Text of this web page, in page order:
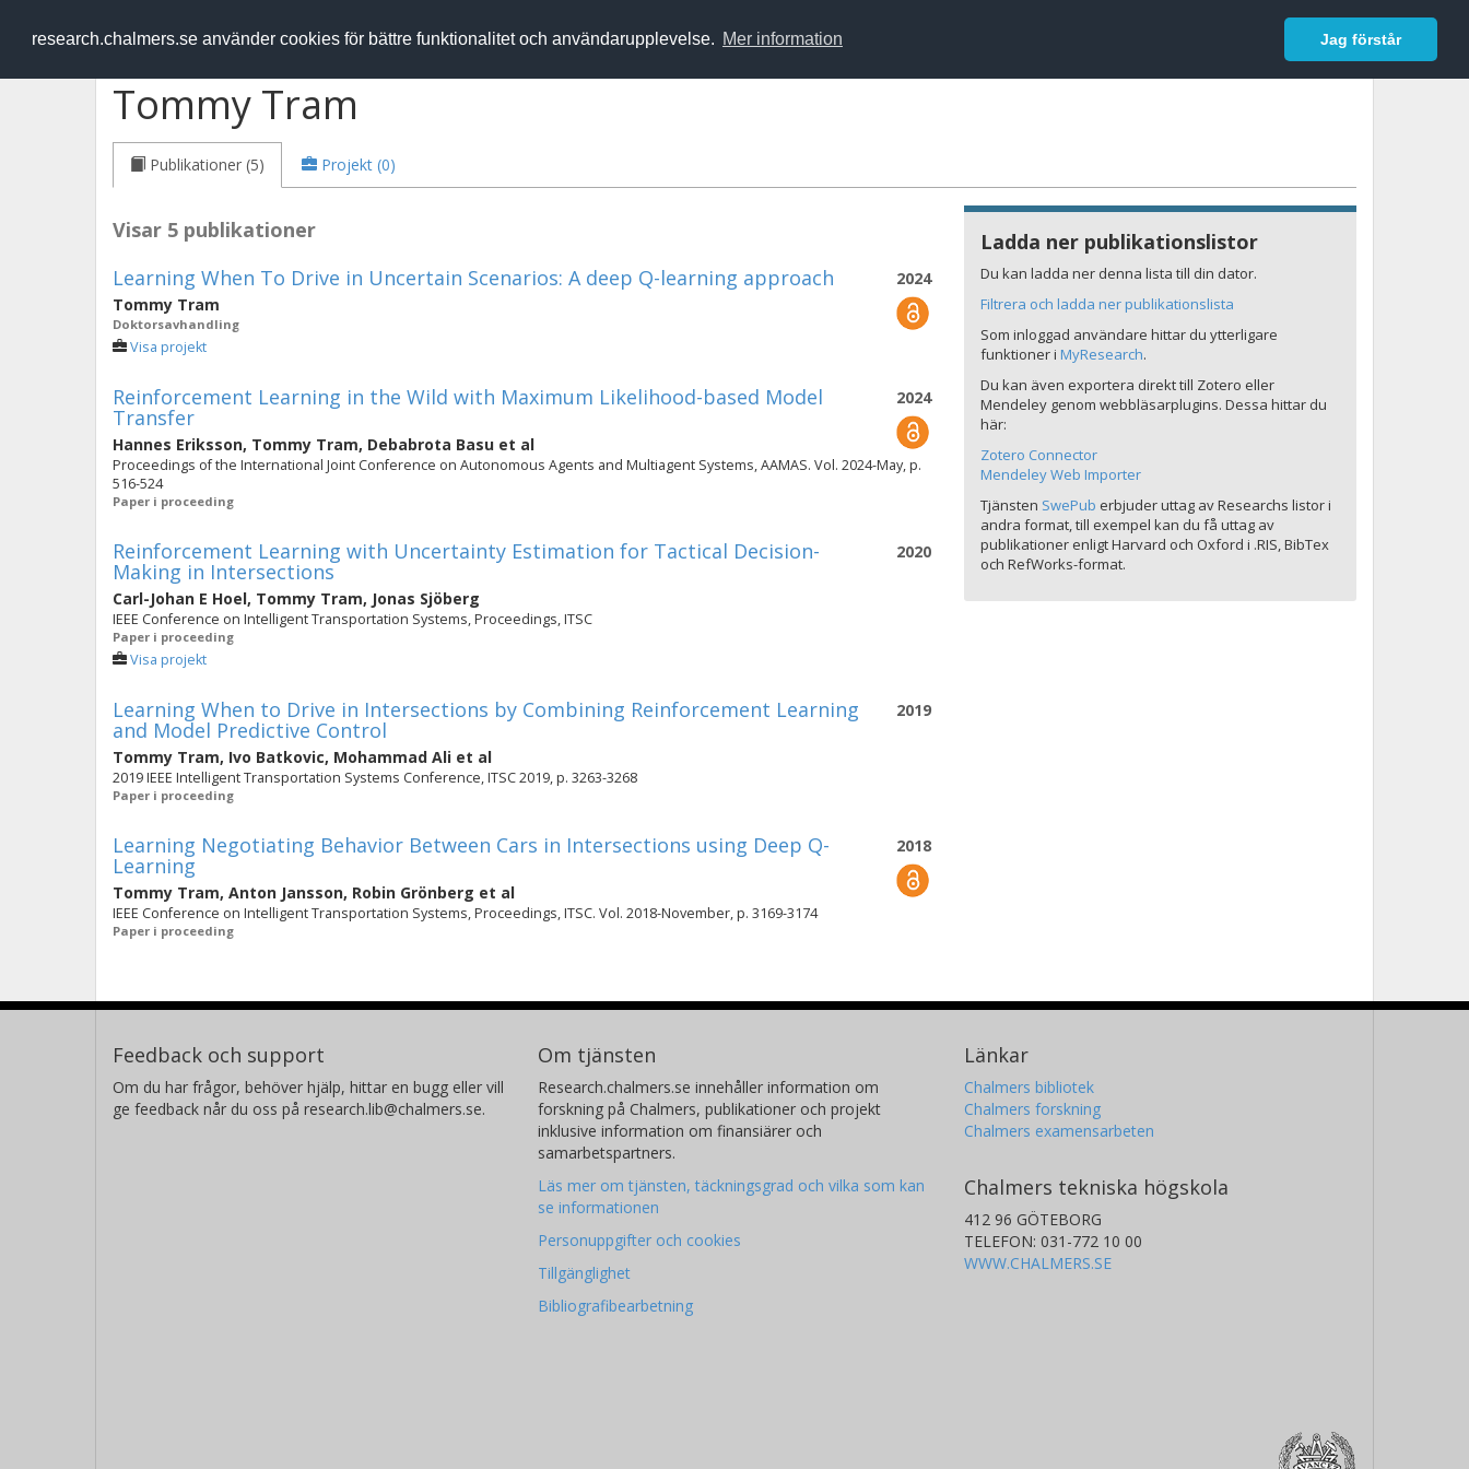
research.chalmers.se använder cookies för bättre funktionalitet och användarupplevelse. Mer information Jag förstår
RESEARCH.chalmers.se Logga in
Tommy Tram
Publikationer (5) Projekt (0)
Visar 5 publikationer
2024
Learning When To Drive in Uncertain Scenarios: A deep Q-learning approach
Tommy Tram
Doktorsavhandling
Visa projekt
2024
Reinforcement Learning in the Wild with Maximum Likelihood-based Model
Transfer
Hannes Eriksson, Tommy Tram, Debabrota Basu et al
Proceedings of the International Joint Conference on Autonomous Agents and Multiagent Systems, AAMAS. Vol. 2024-May, p.
516-524
Paper i proceeding
2020
Reinforcement Learning with Uncertainty Estimation for Tactical Decision-
Making in Intersections
Carl-Johan E Hoel, Tommy Tram, Jonas Sjöberg
IEEE Conference on Intelligent Transportation Systems, Proceedings, ITSC
Paper i proceeding
Visa projekt
2019
Learning When to Drive in Intersections by Combining Reinforcement Learning
and Model Predictive Control
Tommy Tram, Ivo Batkovic, Mohammad Ali et al
2019 IEEE Intelligent Transportation Systems Conference, ITSC 2019, p. 3263-3268
Paper i proceeding
2018
Learning Negotiating Behavior Between Cars in Intersections using Deep Q-
Learning
Tommy Tram, Anton Jansson, Robin Grönberg et al
IEEE Conference on Intelligent Transportation Systems, Proceedings, ITSC. Vol. 2018-November, p. 3169-3174
Paper i proceeding
Ladda ner publikationslistor
Du kan ladda ner denna lista till din dator.
Filtrera och ladda ner publikationslista
Som inloggad användare hittar du ytterligare
funktioner i MyResearch.
Du kan även exportera direkt till Zotero eller
Mendeley genom webbläsarplugins. Dessa hittar du
här:
Zotero Connector
Mendeley Web Importer
Tjänsten SwePub erbjuder uttag av Researchs listor i
andra format, till exempel kan du få uttag av
publikationer enligt Harvard och Oxford i .RIS, BibTex
och RefWorks-format.
Feedback och support
Om du har frågor, behöver hjälp, hittar en bugg eller vill
ge feedback når du oss på research.lib@chalmers.se.
Om tjänsten
Research.chalmers.se innehåller information om
forskning på Chalmers, publikationer och projekt
inklusive information om finansiärer och
samarbetspartners.
Läs mer om tjänsten, täckningsgrad och vilka som kan
se informationen
Personuppgifter och cookies
Tillgänglighet
Bibliografibearbetning
Länkar
Chalmers bibliotek
Chalmers forskning
Chalmers examensarbeten
Chalmers tekniska högskola
412 96 GÖTEBORG
TELEFON: 031-772 10 00
WWW.CHALMERS.SE